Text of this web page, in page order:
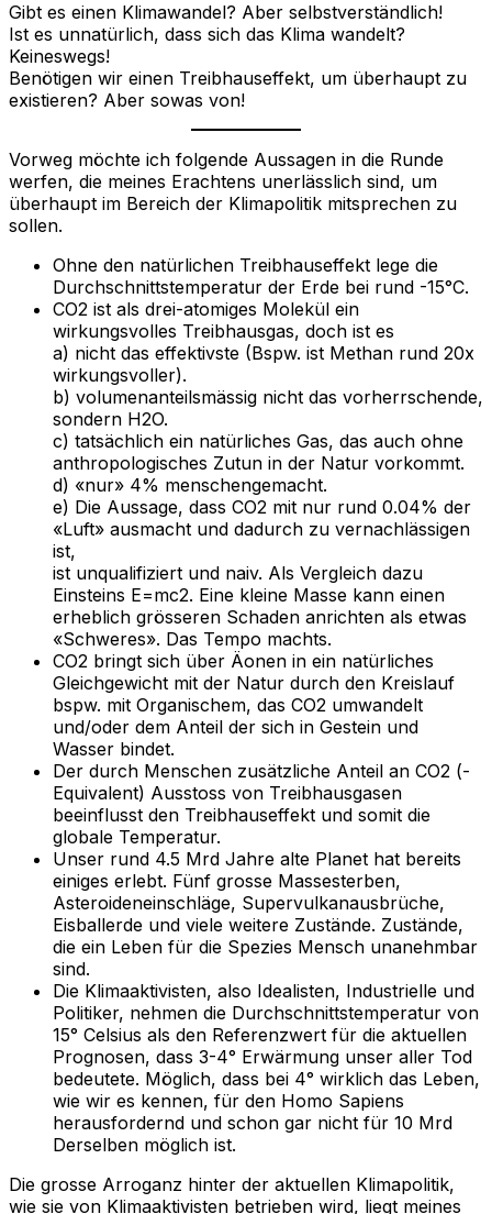
Gibt es einen Klimawandel? Aber selbstverständlich!
Ist es unnatürlich, dass sich das Klima wandelt?
Keineswegs!
Benötigen wir einen Treibhauseffekt, um überhaupt zu
existieren? Aber sowas von!
Vorweg möchte ich folgende Aussagen in die Runde
werfen, die meines Erachtens unerlässlich sind, um
überhaupt im Bereich der Klimapolitik mitsprechen zu
sollen.
Ohne den natürlichen Treibhauseffekt lege die
Durchschnittstemperatur der Erde bei rund -15°C.
CO2 ist als drei-atomiges Molekül ein
wirkungsvolles Treibhausgas, doch ist es
a) nicht das effektivste (Bspw. ist Methan rund 20x
wirkungsvoller).
b) volumenanteilsmässig nicht das vorherrschende,
sondern H2O.
c) tatsächlich ein natürliches Gas, das auch ohne
anthropologisches Zutun in der Natur vorkommt.
d) «nur» 4% menschengemacht.
e) Die Aussage, dass CO2 mit nur rund 0.04% der
«Luft» ausmacht und dadurch zu vernachlässigen
ist,
ist unqualifiziert und naiv. Als Vergleich dazu
Einsteins E=mc2. Eine kleine Masse kann einen
erheblich grösseren Schaden anrichten als etwas
«Schweres». Das Tempo machts.
CO2 bringt sich über Äonen in ein natürliches
Gleichgewicht mit der Natur durch den Kreislauf
bspw. mit Organischem, das CO2 umwandelt
und/oder dem Anteil der sich in Gestein und
Wasser bindet.
Der durch Menschen zusätzliche Anteil an CO2 (-
Equivalent) Ausstoss von Treibhausgasen
beeinflusst den Treibhauseffekt und somit die
globale Temperatur.
Unser rund 4.5 Mrd Jahre alte Planet hat bereits
einiges erlebt. Fünf grosse Massesterben,
Asteroideneinschläge, Supervulkanausbrüche,
Eisballerde und viele weitere Zustände. Zustände,
die ein Leben für die Spezies Mensch unanehmbar
sind.
Die Klimaaktivisten, also Idealisten, Industrielle und
Politiker, nehmen die Durchschnittstemperatur von
15° Celsius als den Referenzwert für die aktuellen
Prognosen, dass 3-4° Erwärmung unser aller Tod
bedeutete. Möglich, dass bei 4° wirklich das Leben,
wie wir es kennen, für den Homo Sapiens
herausfordernd und schon gar nicht für 10 Mrd
Derselben möglich ist.
Die grosse Arroganz hinter der aktuellen Klimapolitik,
wie sie von Klimaaktivisten betrieben wird, liegt meines